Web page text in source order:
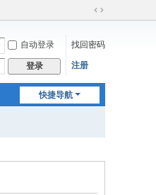
切
到
自动登录 找回密码
登录 注册
快捷导航